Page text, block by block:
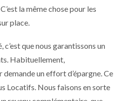
la même chose pour les
place.
que nous garantissons un
Habituellement,
un effort d’épargne. Ce
Locatifs. Nous faisons en sorte